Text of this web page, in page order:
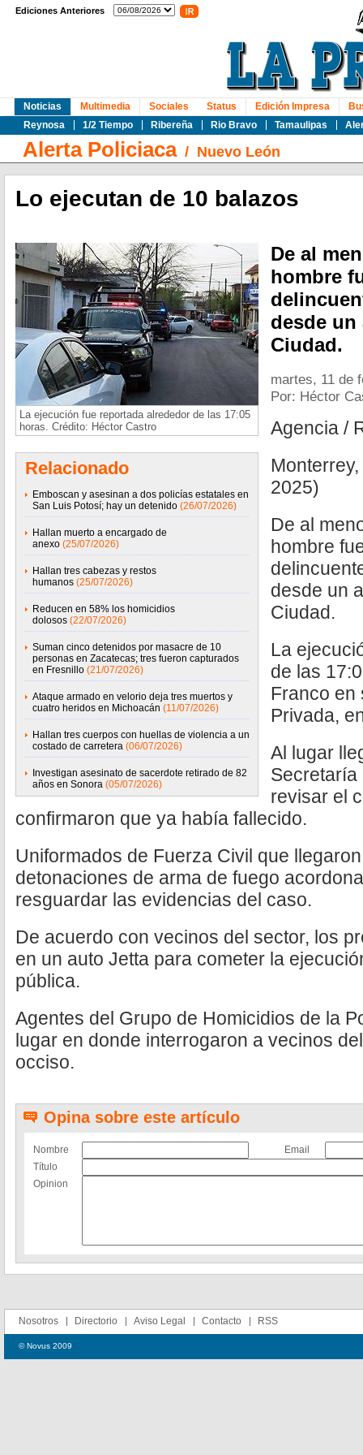
Ediciones Anteriores
Noticias
Reynosa
1/2 Tiempo Ribereña Rio Bravo Tamaulipas
Multimedia Sociales Status Edición Impresa
Alerta Policiaca/ Nuevo León
Lo ejecutan de 10 balazos
La ejecución fue reportada alrededor de las 17:05
horas. Crédito: Héctor Castro
Relacionado
Emboscan y asesinan a dos policías estatales en
San Luis Potosí; hay un detenido (26/07/2026)
Hallan muerto a encargado de
anexo (25/07/2026)
Hallan tres cabezas y restos
humanos (25/07/2026)
Reducen en 58% los homicidios
dolosos (22/07/2026)
Suman cinco detenidos por masacre de 10
personas en Zacatecas; tres fueron capturados
en Fresnillo (21/07/2026)
Ataque armado en velorio deja tres muertos y
cuatro heridos en Michoacán (11/07/2026)
Hallan tres cuerpos con huellas de violencia a un
costado de carretera (06/07/2026)
Investigan asesinato de sacerdote retirado de 82
años en Sonora (05/07/2026)
De al
hombre
desde un
Ciudad.
martes, 11 de
Por: Héctor
Agencia /
2025)
De al
hombre
desde un
Ciudad.
La
de las
Franco en
Privada,
Al lugar
Secretaría
revisar el
confirmaron que ya había fallecido.
Uniformados de Fuerza Civil que
detonaciones de arma de fuego
resguardar las evidencias del caso.
De acuerdo con vecinos del sector, los
en un auto Jetta para cometer la
pública.
Agentes del Grupo de Homicidios de la
lugar en donde interrogaron a vecinos
occiso.
Opina sobre este artículo
Nombre
Email
Título
Opinion
Nosotros Directorio Aviso Legal Contacto RSS
© Novus 2009